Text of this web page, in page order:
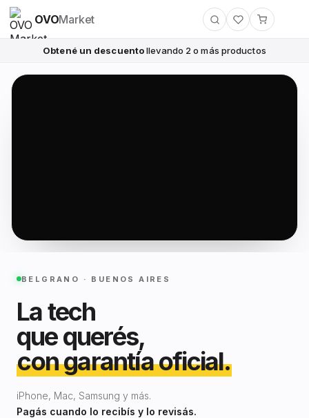
OVOMarket
Obtené un descuentollevando 2 o más productos
BELGRANO · BUENOS AIRES
La tech
que querés,
con garantía oficial.
iPhone, Mac, Samsung y más.
Pagás cuando lo recibís y lo revisás.